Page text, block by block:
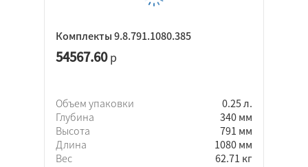
Комплекты 9.8.791.1080.385
54567.60р
Объем упаковки
0.25 л.
Глубина
340 мм
Высота
791 мм
Длина
1080 мм
Вес
62.71 кг